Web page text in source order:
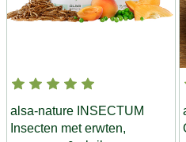
alsa-nature INSECTUM
Insecten met erwten,